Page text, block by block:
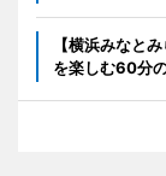
【横浜みなと
を楽しむ60分